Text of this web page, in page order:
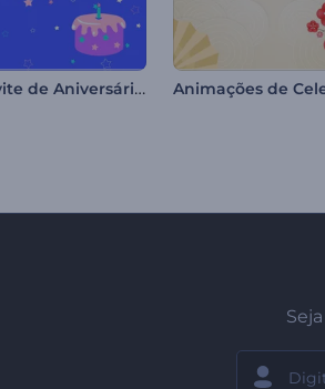
Convite de Aniversário Colorido